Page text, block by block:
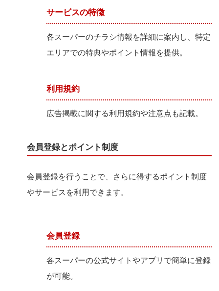
サービスの特徴
各スーパーのチラシ情報を詳細に案内し、特定
エリアでの特典やポイント情報を提供。
利用規約
広告掲載に関する利用規約や注意点も記載。
会員登録とポイント制度
会員登録を行うことで、さらに得するポイント制度
やサービスを利用できます。
会員登録
各スーパーの公式サイトやアプリで簡単に登録
が可能。